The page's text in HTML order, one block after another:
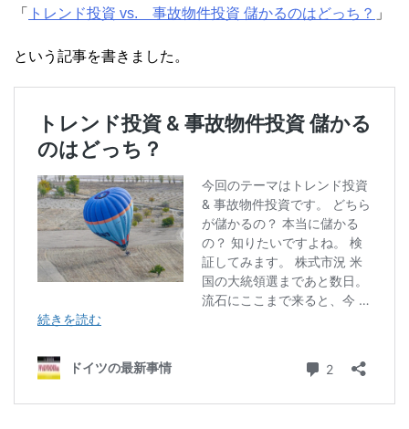
「 トレンド投資 vs. 事故物件投資 儲かるのはどっち？ 」
という記事を書きました。